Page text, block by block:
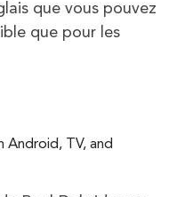
que vous pouvez
que pour les